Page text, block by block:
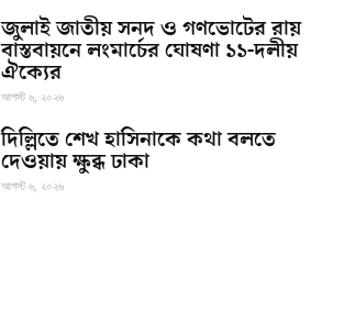
জুলাই জাতীয় সনদ ও গণভোটের রায়
বাস্তবায়নে লংমার্চের ঘোষণা ১১-দলীয়
ঐক্যের
আগস্ট ৬, ২০২৬
দিল্লিতে শেখ হাসিনাকে কথা বলতে
দেওয়ায় ক্ষুব্ধ ঢাকা
আগস্ট ৬, ২০২৬